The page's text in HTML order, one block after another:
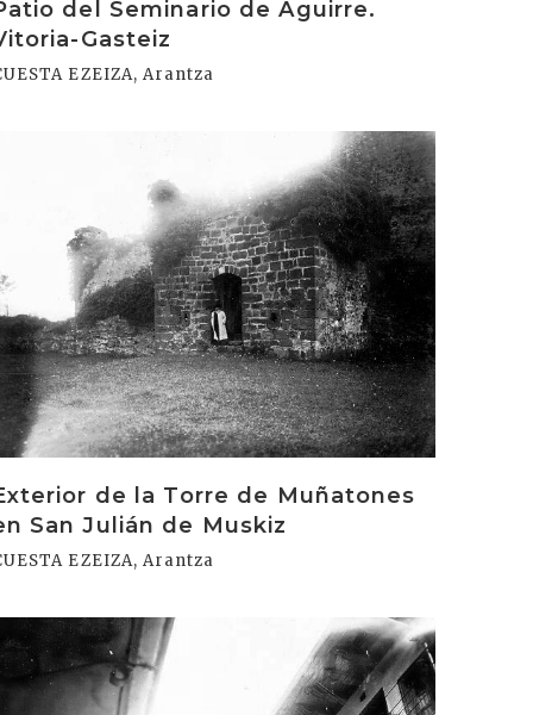
del Seminario de Aguirre.
Gasteiz
EZEIZA, Arantza
de la Torre de Muñatones
San Julián de Muskiz
EZEIZA, Arantza